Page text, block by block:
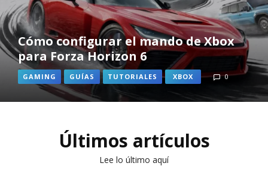
Cómo configurar el mando de Xbox
para Forza Horizon 6
GAMING GUÍAS TUTORIALES XBOX 0
Últimos artículos
Lee lo último aquí